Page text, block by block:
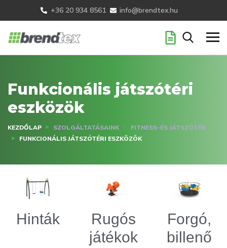
+36 20 934 8561 info@brendtex.hu
Funkcionális játszótéri
eszközök
KEZDŐLAP SZOLGÁLTATÁSAINK
FITNESS-ÉS JÁTSZÓTÉR
FUNKCIONÁLIS JÁTSZÓTÉRI ESZKÖZÖK
Hinták
Rugós
játékok
Forgó,
billenő